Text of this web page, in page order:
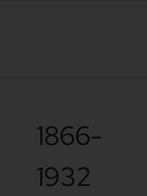
1866-
1932